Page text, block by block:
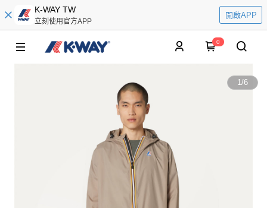
K-WAY TW
立刻使用官方APP
開啟APP
0
1/6